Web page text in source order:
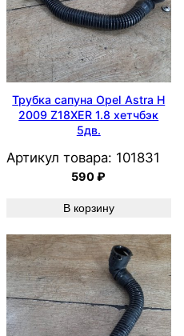
Трубка сапуна Opel Astra H
2009 Z18XER 1.8 хетчбэк
5дв.
Артикул товара: 101831
590₽
В корзину